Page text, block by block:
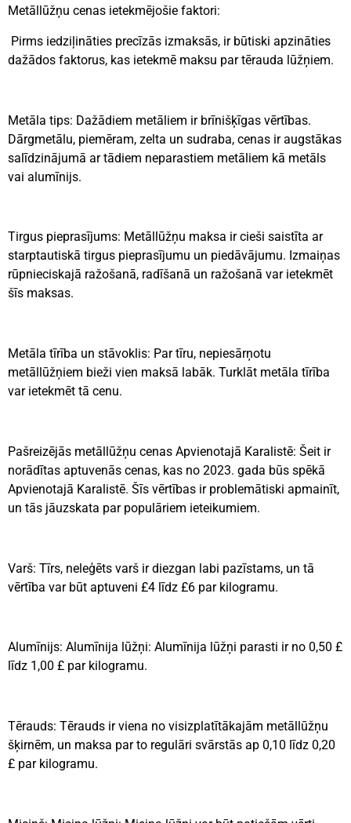
Metāllūžņu cenas ietekmējošie faktori:
Pirms iedziļināties precīzās izmaksās, ir būtiski apzināties
dažādos faktorus, kas ietekmē maksu par tērauda lūžņiem.
Metāla tips: Dažādiem metāliem ir brīnišķīgas vērtības.
Dārgmetālu, piemēram, zelta un sudraba, cenas ir augstākas
salīdzinājumā ar tādiem neparastiem metāliem kā metāls
vai alumīnijs.
Tirgus pieprasījums: Metāllūžņu maksa ir cieši saistīta ar
starptautiskā tirgus pieprasījumu un piedāvājumu. Izmaiņas
rūpnieciskajā ražošanā, radīšanā un ražošanā var ietekmēt
šīs maksas.
Metāla tīrība un stāvoklis: Par tīru, nepiesārņotu
metāllūžņiem bieži vien maksā labāk. Turklāt metāla tīrība
var ietekmēt tā cenu.
Pašreizējās metāllūžņu cenas Apvienotajā Karalistē: Šeit ir
norādītas aptuvenās cenas, kas no 2023. gada būs spēkā
Apvienotajā Karalistē. Šīs vērtības ir problemātiski apmainīt,
un tās jāuzskata par populāriem ieteikumiem.
Varš: Tīrs, neleģēts varš ir diezgan labi pazīstams, un tā
vērtība var būt aptuveni £4 līdz £6 par kilogramu.
Alumīnijs: Alumīnija lūžņi: Alumīnija lūžņi parasti ir no 0,50 £
līdz 1,00 £ par kilogramu.
Tērauds: Tērauds ir viena no visizplatītākajām metāllūžņu
šķirnēm, un maksa par to regulāri svārstās ap 0,10 līdz 0,20
£ par kilogramu.